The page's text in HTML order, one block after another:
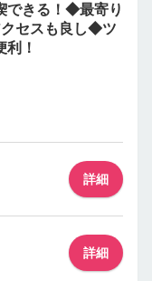
できる！◆最寄り
セスも良し◆ツ
！
詳細
詳細